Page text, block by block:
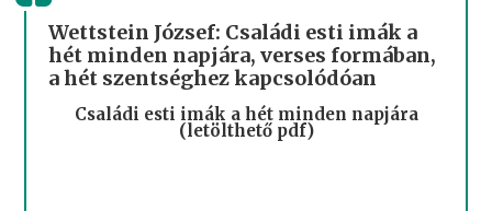
Wettstein József: Családi esti imák a
hét minden napjára, verses formában,
a hét szentséghez kapcsolódóan
Családi esti imák a hét minden napjára
(letölthető pdf)